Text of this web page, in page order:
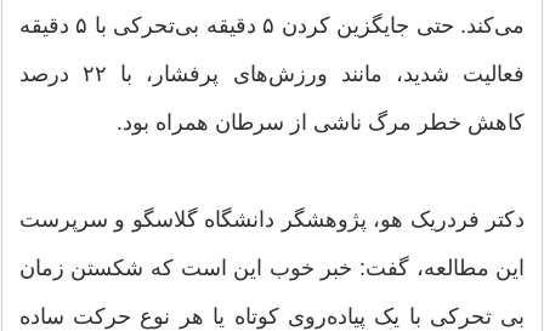
می‌کند. حتی جایگزین کردن ۵ دقیقه بی‌تحرکی با ۵ دقیقه
فعالیت شدید، مانند ورزش‌های پرفشار، با ۲۲ درصد
کاهش خطر مرگ ناشی از سرطان همراه بود.
دکتر فردریک هو، پژوهشگر دانشگاه گلاسگو و سرپرست
این مطالعه، گفت: خبر خوب این است که شکستن زمان
بی تحرکی با یک پیاده‌روی کوتاه یا هر نوع حرکت ساده